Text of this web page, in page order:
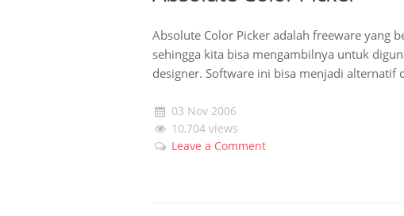
Absolute Color Picker adalah freeware yang
sehingga kita bisa mengambilnya untuk
designer. Software ini bisa menjadi alternatif
03 Nov 2006
10,704 views
Leave a Comment